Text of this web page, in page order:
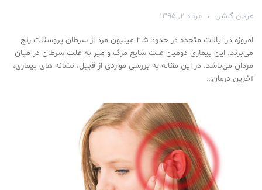
عرفان گلشن مرداد ۲, ۱۳۹۵
امروزه در ایالات متحده در حدود ۲.۵ میلیون مرد از سرطان پروستات رنج
می‌برند. این بیماری دومین علت شایع مرگ و میر به علت سرطان در میان
مردان می‌باشد. در این مقاله به بررسی مواردی از قبیل، نشانه های بیماری،
آخرین درمان…